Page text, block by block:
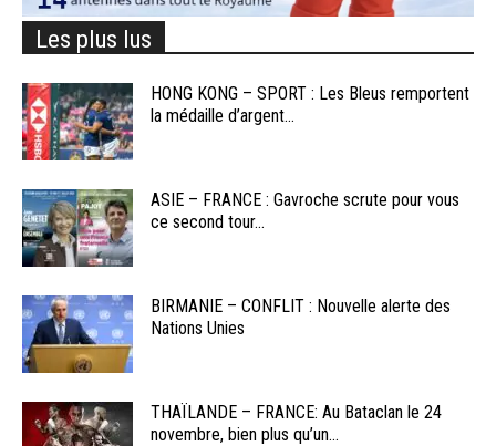
Les plus lus
HONG KONG – SPORT : Les Bleus remportent
la médaille d’argent...
ASIE – FRANCE : Gavroche scrute pour vous
ce second tour...
BIRMANIE – CONFLIT : Nouvelle alerte des
Nations Unies
THAÏLANDE – FRANCE: Au Bataclan le 24
novembre, bien plus qu’un...